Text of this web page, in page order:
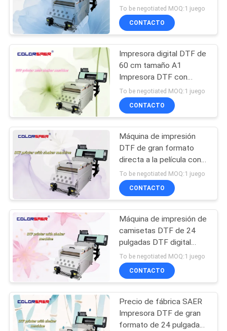
NOTICIAS
TODOS
LOS
CASOS
COMPANY
NEWS
MAPA
POLÍTICA
DE
PRIVACIDAD
Impresora DTF UV
120
impresora
ultravioleta
179
máquina del
calendario de la
materia textil
83
DTF máquina de
impresión de tamaño A1
con tinta de pigmento
To be negotiated MOQ:1 juego
CONTACTO
Impresora digital DTF de
60 cm tamaño A1
Impresora DTF con
máquina de batir polvo
para camiseta
To be negotiated MOQ:1 juego
CONTACTO
Máquina de impresión
DTF de gran formato
directa a la película con
máquina de batido de
polvo 60 cm para ropa y
camisetas Tinta DTF
To be negotiated MOQ:1 juego
CONTACTO
Máquina de impresión de
camisetas DTF de 24
pulgadas DTF digital
multifuncional Impresora
de nueva condición DTF
Plotter con máquina de
To be negotiated MOQ:1 juego
CONTACTO
Precio de fábrica SAER
Impresora DTF de gran
formato de 24 pulgadas